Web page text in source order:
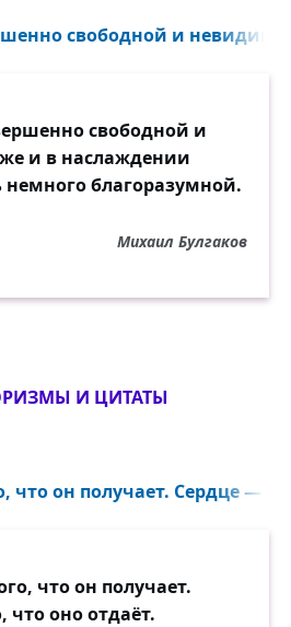
свободной и
свободной и
и в наслаждении
благоразумной.
Михаил Булгаков
И ЦИТАТЫ
что он получает. Сердце —
что он получает.
что оно отдаёт.